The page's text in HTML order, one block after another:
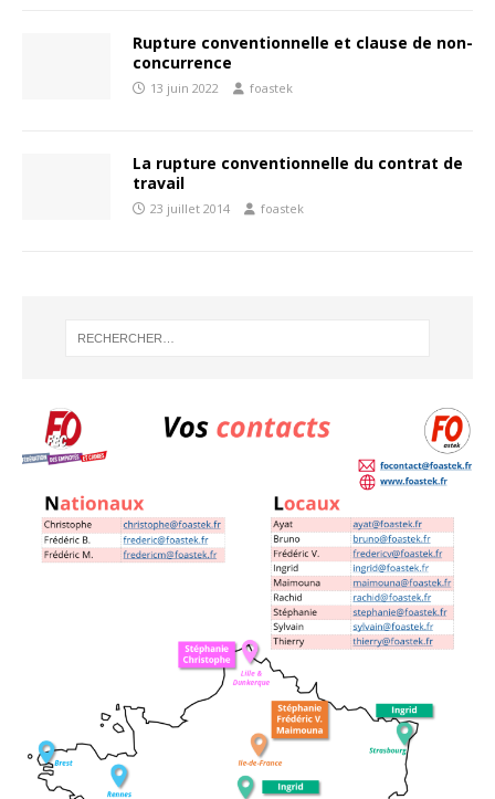
Rupture conventionnelle et clause de non-
concurrence
13 juin 2022 foastek
La rupture conventionnelle du contrat de
travail
23 juillet 2014 foastek